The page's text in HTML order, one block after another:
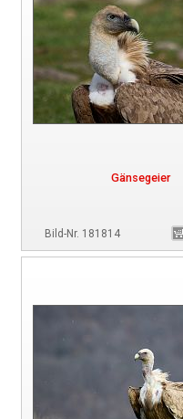
Gänsegeier
Bild-Nr. 181814